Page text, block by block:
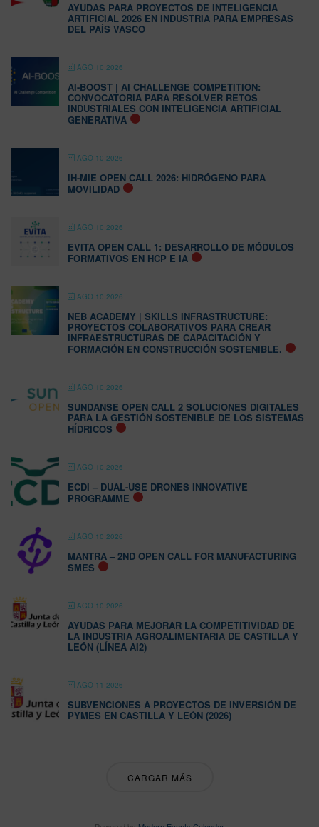
AYUDAS PARA PROYECTOS DE INTELIGENCIA
ARTIFICIAL 2026 EN INDUSTRIA PARA EMPRESAS
DEL PAÍS VASCO
AGO 10 2026
AI-BOOST | AI CHALLENGE COMPETITION:
CONVOCATORIA PARA RESOLVER RETOS
INDUSTRIALES CON INTELIGENCIA ARTIFICIAL
GENERATIVA
AGO 10 2026
IH-MIE OPEN CALL 2026: HIDRÓGENO PARA
MOVILIDAD
AGO 10 2026
EVITA OPEN CALL 1: DESARROLLO DE MÓDULOS
FORMATIVOS EN HCP E IA
AGO 10 2026
NEB ACADEMY | SKILLS INFRASTRUCTURE:
PROYECTOS COLABORATIVOS PARA CREAR
INFRAESTRUCTURAS DE CAPACITACIÓN Y
FORMACIÓN EN CONSTRUCCIÓN SOSTENIBLE.
AGO 10 2026
SUNDANSE OPEN CALL 2 SOLUCIONES DIGITALES
PARA LA GESTIÓN SOSTENIBLE DE LOS SISTEMAS
HÍDRICOS
AGO 10 2026
ECDI – DUAL-USE DRONES INNOVATIVE
PROGRAMME
AGO 10 2026
MANTRA – 2ND OPEN CALL FOR MANUFACTURING
SMES
AGO 10 2026
AYUDAS PARA MEJORAR LA COMPETITIVIDAD DE
LA INDUSTRIA AGROALIMENTARIA DE CASTILLA Y
LEÓN (LÍNEA AI2)
AGO 11 2026
SUBVENCIONES A PROYECTOS DE INVERSIÓN DE
PYMES EN CASTILLA Y LEÓN (2026)
CARGAR MÁS